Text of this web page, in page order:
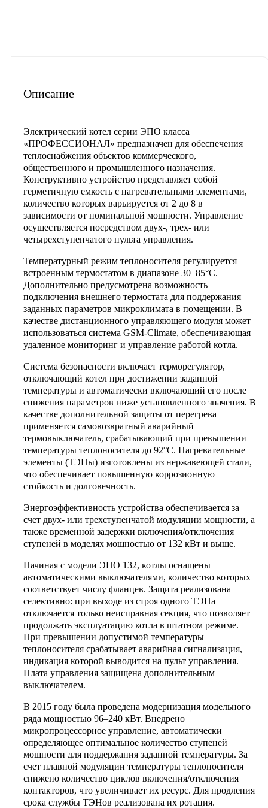
Описание
Электрический котел серии ЭПО класса
«ПРОФЕССИОНАЛ» предназначен для обеспечения
теплоснабжения объектов коммерческого,
общественного и промышленного назначения.
Конструктивно устройство представляет собой
герметичную емкость с нагревательными элементами,
количество которых варьируется от 2 до 8 в
зависимости от номинальной мощности. Управление
осуществляется посредством двух-, трех- или
четырехступенчатого пульта управления.
Температурный режим теплоносителя регулируется
встроенным термостатом в диапазоне 30–85°C.
Дополнительно предусмотрена возможность
подключения внешнего термостата для поддержания
заданных параметров микроклимата в помещении. В
качестве дистанционного управляющего модуля может
использоваться система GSM-Climate, обеспечивающая
удаленное мониторинг и управление работой котла.
Система безопасности включает терморегулятор,
отключающий котел при достижении заданной
температуры и автоматически включающий его после
снижения параметров ниже установленного значения. В
качестве дополнительной защиты от перегрева
применяется самовозвратный аварийный
термовыключатель, срабатывающий при превышении
температуры теплоносителя до 92°C. Нагревательные
элементы (ТЭНы) изготовлены из нержавеющей стали,
что обеспечивает повышенную коррозионную
стойкость и долговечность.
Энергоэффективность устройства обеспечивается за
счет двух- или трехступенчатой модуляции мощности, а
также временной задержки включения/отключения
ступеней в моделях мощностью от 132 кВт и выше.
Начиная с модели ЭПО 132, котлы оснащены
автоматическими выключателями, количество которых
соответствует числу фланцев. Защита реализована
селективно: при выходе из строя одного ТЭНа
отключается только неисправная секция, что позволяет
продолжать эксплуатацию котла в штатном режиме.
При превышении допустимой температуры
теплоносителя срабатывает аварийная сигнализация,
индикация которой выводится на пульт управления.
Плата управления защищена дополнительным
выключателем.
В 2015 году была проведена модернизация модельного
ряда мощностью 96–240 кВт. Внедрено
микропроцессорное управление, автоматически
определяющее оптимальное количество ступеней
мощности для поддержания заданной температуры. За
счет плавной модуляции температуры теплоносителя
снижено количество циклов включения/отключения
контакторов, что увеличивает их ресурс. Для продления
срока службы ТЭНов реализована их ротация.